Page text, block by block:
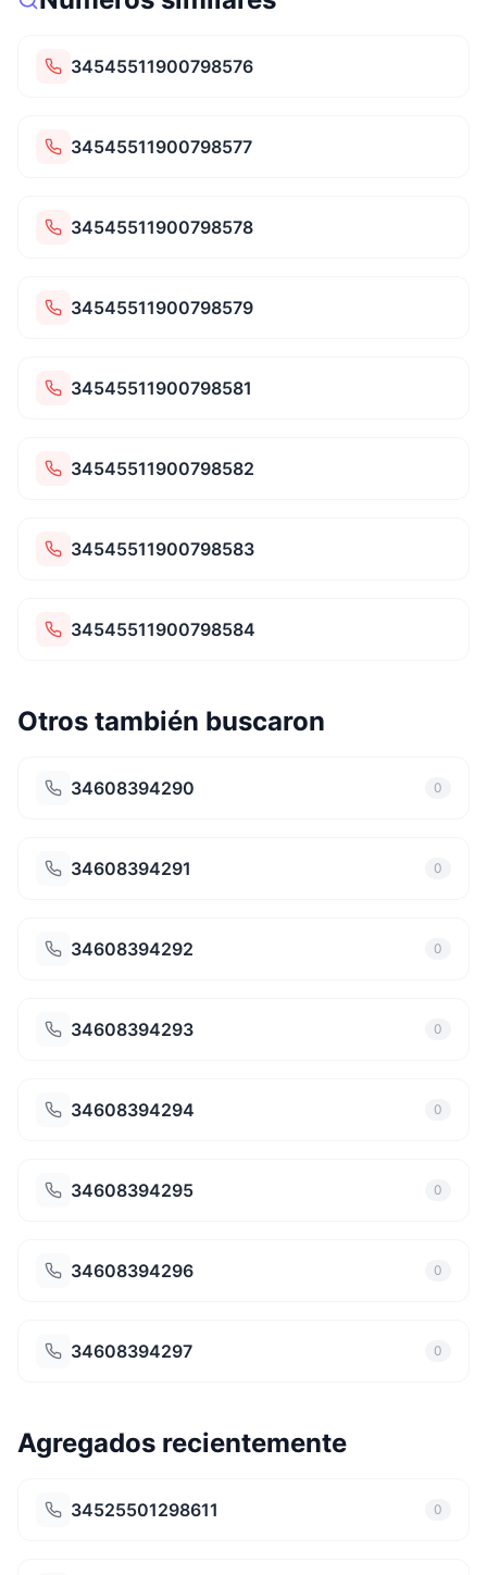
34545511900798576
34545511900798577
34545511900798578
34545511900798579
34545511900798581
34545511900798582
34545511900798583
34545511900798584
Otros también buscaron
34608394290 0
34608394291 0
34608394292 0
34608394293 0
34608394294 0
34608394295 0
34608394296 0
34608394297 0
Agregados recientemente
34525501298611 0